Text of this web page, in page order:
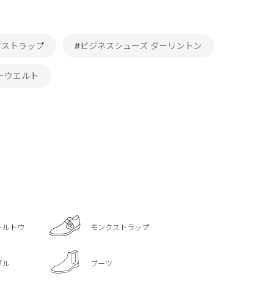
トラップ #ビジネスシューズ ダーリントン
ウエルト
ルトウ モンクストラップ
ル ブーツ